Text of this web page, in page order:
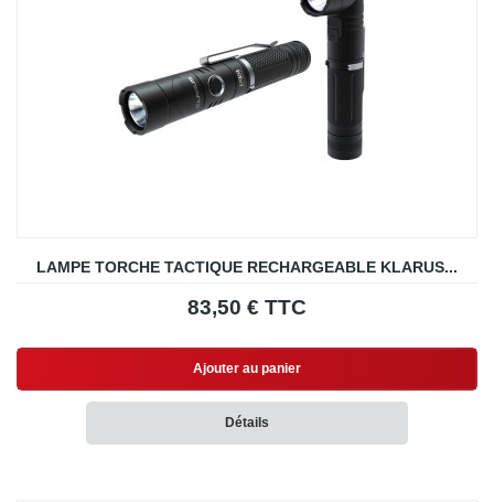
LAMPE TORCHE TACTIQUE RECHARGEABLE KLARUS...
83,50 € TTC
Ajouter au panier
Détails